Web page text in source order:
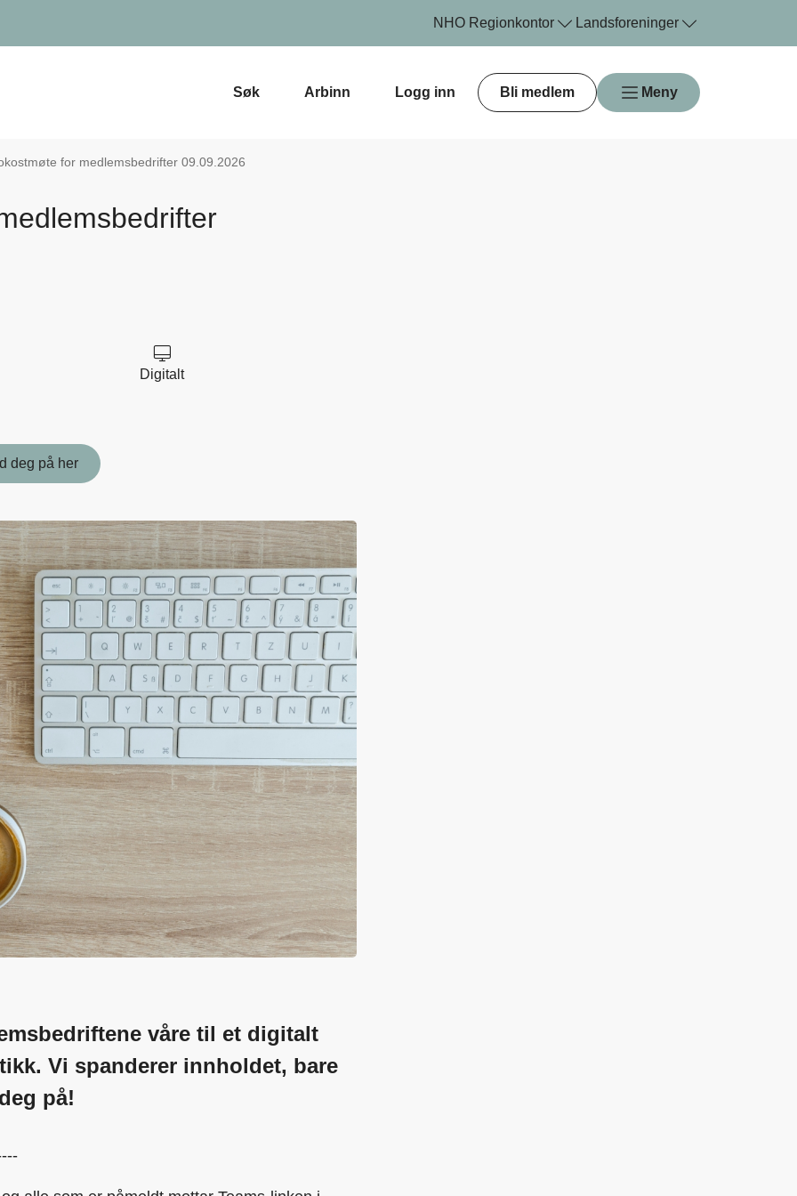
NHO Regionkontor Landsforeninger
Søk Arbinn Logg inn Bli medlem Meny
for medlemsbedrifter 09.09.2026
Digitalt
deg på her
våre til et digitalt
Vi spanderer innholdet, bare
på!